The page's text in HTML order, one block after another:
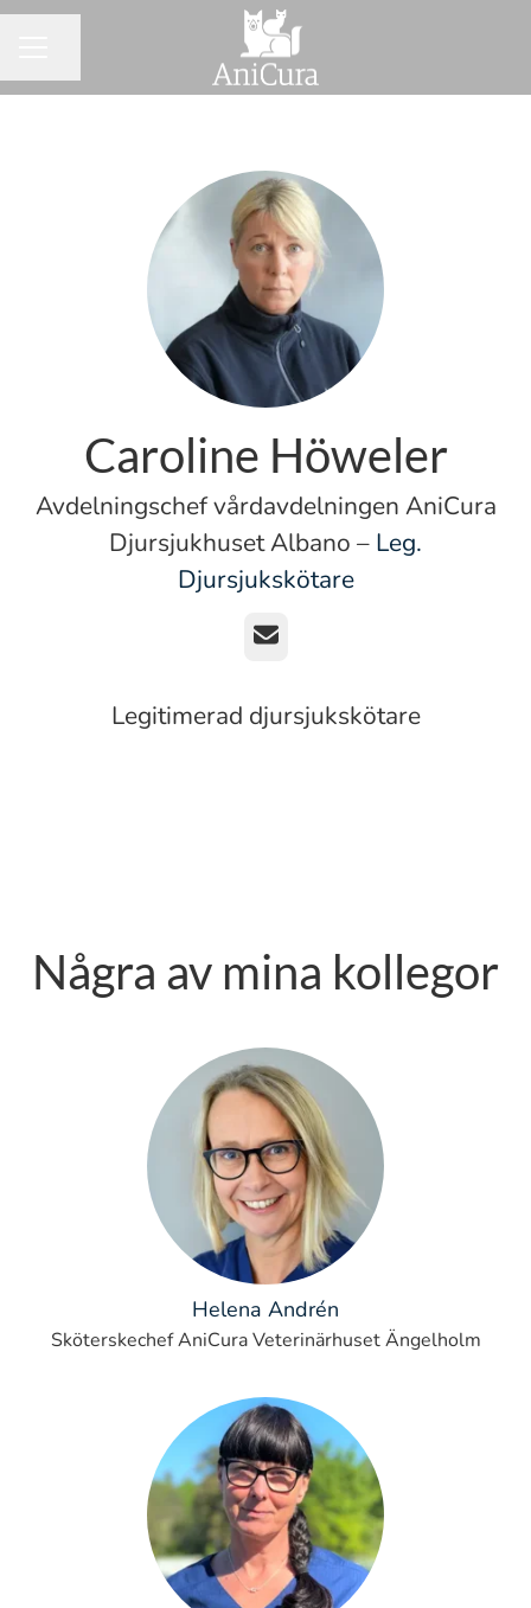
Caroline Höweler
Avdelningschef vårdavdelningen AniCura
Djursjukhuset Albano – Leg.
Djursjukskötare
E-post
Legitimerad djursjukskötare
Några av mina kollegor
Helena Andrén
Sköterskechef AniCura Veterinärhuset Ängelholm